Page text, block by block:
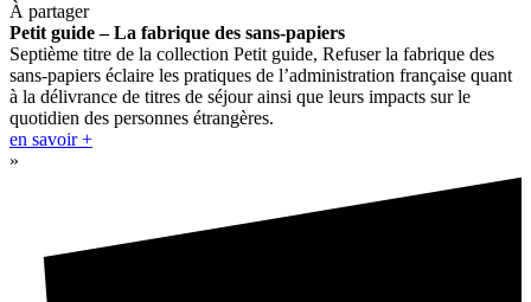
À partager
Petit guide – La fabrique des sans-papiers
Septième titre de la collection Petit guide, Refuser la fabrique des
sans-papiers éclaire les pratiques de l’administration française quant
à la délivrance de titres de séjour ainsi que leurs impacts sur le
quotidien des personnes étrangères.
en savoir +
»